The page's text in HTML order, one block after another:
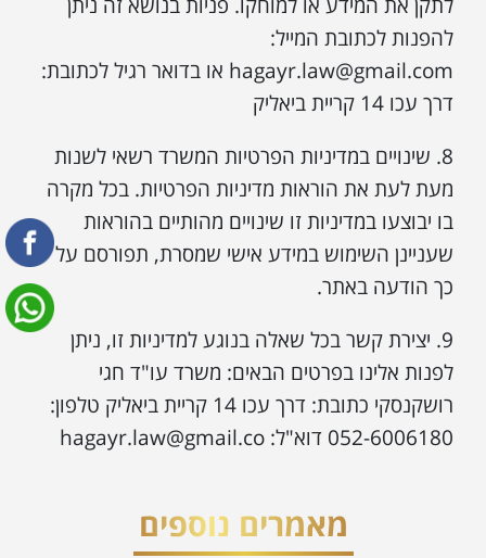
להפנות לכתובת המייל:
hagayr.law@gmail.com או בדואר רגיל לכתובת:
דרך עכו 14 קריית ביאליק
8. שינויים במדיניות הפרטיות המשרד רשאי לשנות
מעת לעת את הוראות מדיניות הפרטיות. בכל מקרה
בו יבוצעו במדיניות זו שינויים מהותיים בהוראות
שעניינן השימוש במידע אישי שמסרת, תפורסם על
כך הודעה באתר.
9. יצירת קשר בכל שאלה בנוגע למדיניות זו, ניתן
לפנות אלינו בפרטים הבאים: משרד עו"ד חגי
רושקנסקי כתובת: דרך עכו 14 קריית ביאליק טלפון:
052-6006180 דוא"ל: hagayr.law@gmail.co
מאמרים נוספים